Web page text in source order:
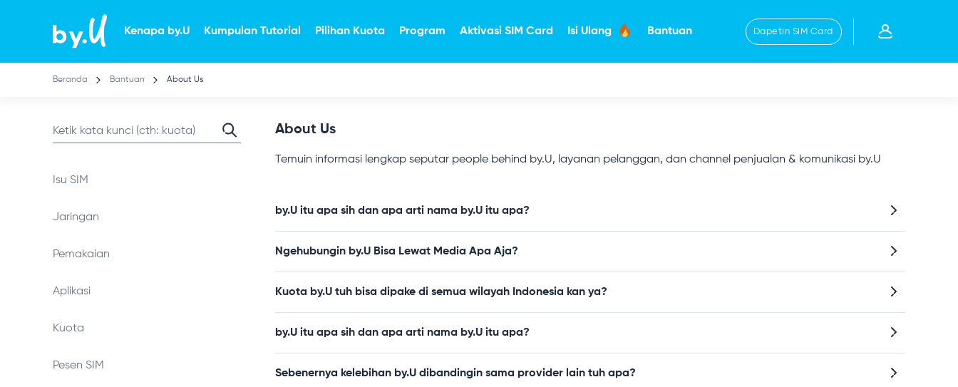
Kenapa by.U Kumpulan Tutorial Pilihan Kuota Program Aktivasi SIM Card Isi Ulang Bantuan Dapetin SIM Card
Beranda Bantuan About Us
Isu SIM
Jaringan
Pemakaian
Aplikasi
Kuota
Pesen SIM
About Us
Temuin informasi lengkap seputar people behind by.U, layanan pelanggan, dan channel penjualan & komunikasi by.U
by.U itu apa sih dan apa arti nama by.U itu apa?
Ngehubungin by.U Bisa Lewat Media Apa Aja?
Kuota by.U tuh bisa dipake di semua wilayah Indonesia kan ya?
by.U itu apa sih dan apa arti nama by.U itu apa?
Sebenernya kelebihan by.U dibandingin sama provider lain tuh apa?